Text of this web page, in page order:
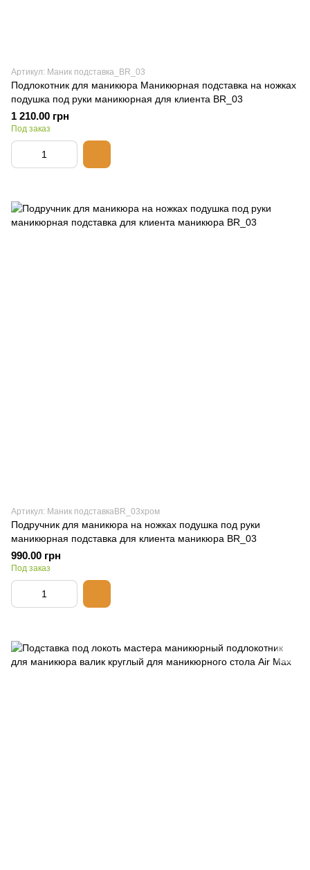
Артикул: Маник подставка_BR_03
Подлокотник для маникюра Маникюрная подставка на ножках
подушка под руки маникюрная для клиента BR_03
1 210.00 грн
Под заказ
Артикул: Маник подставкаBR_03хром
Подручник для маникюра на ножках подушка под руки
маникюрная подставка для клиента маникюра BR_03
990.00 грн
Под заказ